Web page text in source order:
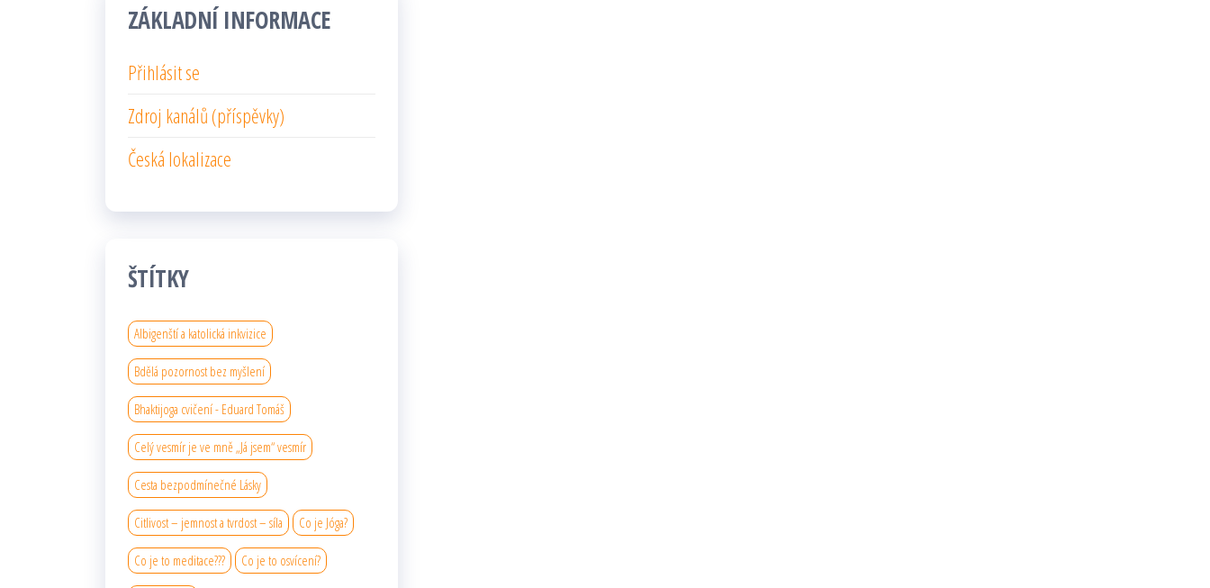
ZÁKLADNÍ INFORMACE
Přihlásit se
Zdroj kanálů (příspěvky)
Česká lokalizace
ŠTÍTKY
Albigenští a katolická inkvizice
Bdělá pozornost bez myšlení
Bhaktijoga cvičení - Eduard Tomáš
Celý vesmír je ve mně „Já jsem“ vesmír
Cesta bezpodmínečné Lásky
Citlivost – jemnost a tvrdost – síla Co je Jóga?
Co je to meditace??? Co je to osvícení?